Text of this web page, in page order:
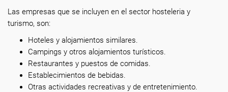
Las empresas que se incluyen en el sector hosteleria y
turismo, son:
Hoteles y alojamientos similares.
Campings y otros alojamientos turísticos.
Restaurantes y puestos de comidas.
Establecimientos de bebidas.
Otras actividades recreativas y de entretenimiento.